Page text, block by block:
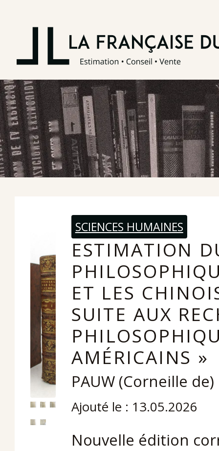
SCIENCES HUMAINES
ESTIMATION
ET LES
SUITE AUX
AMÉRICAINS »
PAUW (Corneille de)
Ajouté le : 13.05.2026
Nouvelle édition